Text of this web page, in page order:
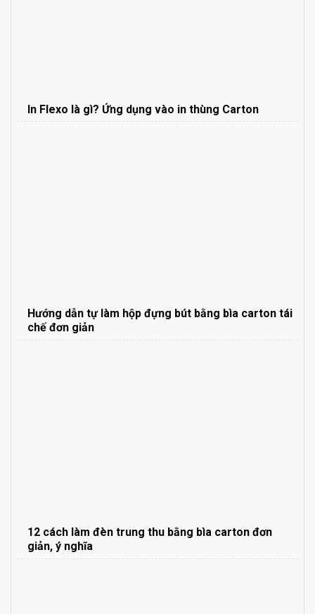
In Flexo là gì? Ứng dụng vào in thùng Carton
Hướng dẫn tự làm hộp đựng bút bằng bìa carton tái
chế đơn giản
12 cách làm đèn trung thu bằng bìa carton đơn
giản, ý nghĩa